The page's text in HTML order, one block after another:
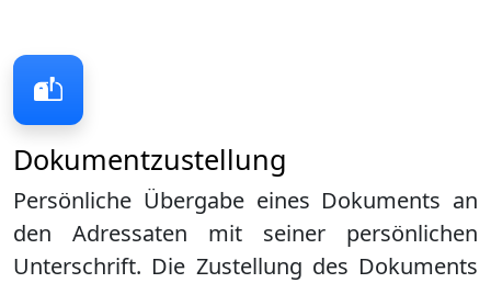
Dokumentzustellung
Persönliche Übergabe eines Dokuments an
den Adressaten mit seiner persönlichen
Unterschrift. Die Zustellung des Dokuments